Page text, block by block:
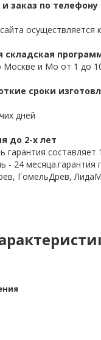
заказ по телефону
осуществляется
Москве и Мо от 1 до
сроки
дней
до 2-х лет
гарантия составляет
- 24 месяца.гарантия
ГомельДрев,